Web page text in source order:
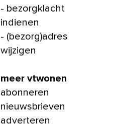
- bezorgklacht
indienen
- (bezorg)adres
wijzigen
meer vtwonen
abonneren
nieuwsbrieven
adverteren